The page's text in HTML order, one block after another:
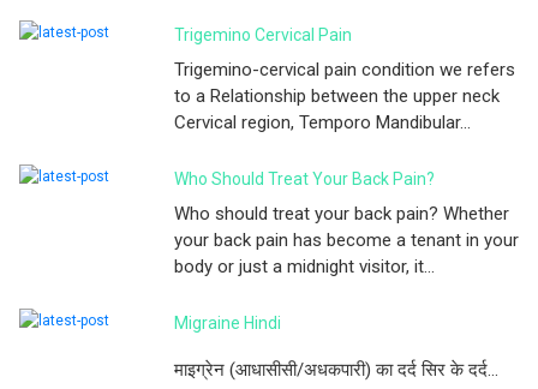
Trigemino Cervical Pain
Trigemino-cervical pain condition we refers
to a Relationship between the upper neck
Cervical region, Temporo Mandibular...
Who Should Treat Your Back Pain?
Who should treat your back pain? Whether
your back pain has become a tenant in your
body or just a midnight visitor, it...
Migraine Hindi
माइग्रेन (आधासीसी/अधकपारी) का दर्द सिर के दर्द...